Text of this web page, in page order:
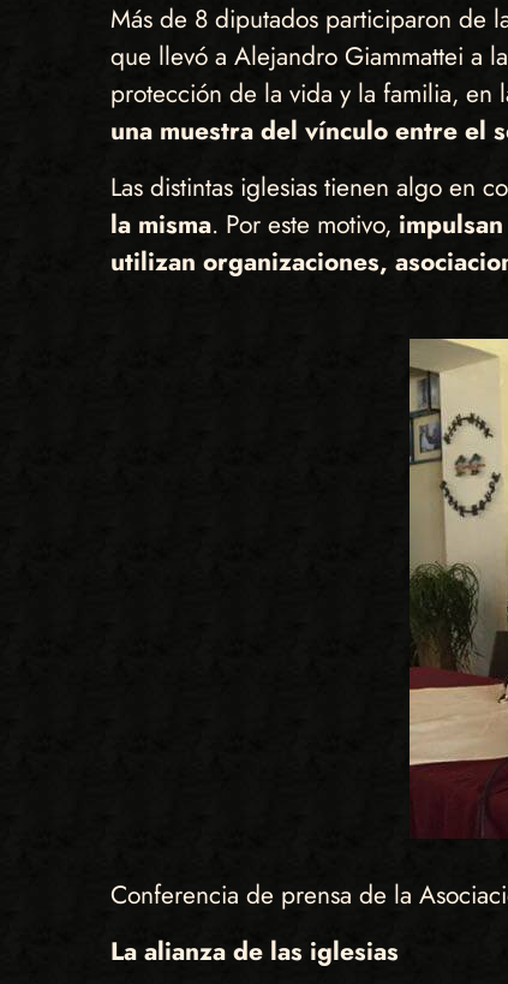
Más de 8 diputados participaron de
que llevó a Alejandro Giammattei a
protección de la vida y la familia, en
una muestra del vínculo entre el
Las distintas iglesias tienen algo en
la misma. Por este motivo,
utilizan organizaciones,
Conferencia de prensa de la
La alianza de las iglesias